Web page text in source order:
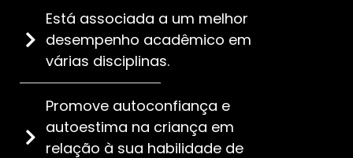
Está associada a um melhor
desempenho acadêmico em
várias disciplinas.
Promove autoconfiança e
autoestima na criança em
relação à sua habilidade de